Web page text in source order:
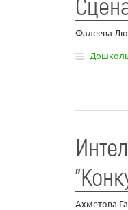
Фалеева
Ахметова